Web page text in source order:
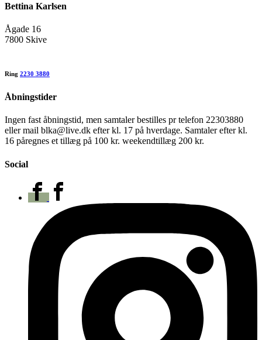
Bettina Karlsen
Ågade 16
7800 Skive
Ring 2230 3880
Åbningstider
Ingen fast åbningstid, men samtaler bestilles pr telefon 22303880
eller mail blka@live.dk efter kl. 17 på hverdage. Samtaler efter kl.
16 påregnes et tillæg på 100 kr. weekendtillæg 200 kr.
Social